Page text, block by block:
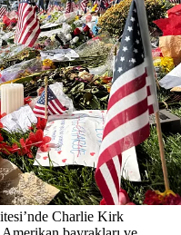
Charlie Kirk